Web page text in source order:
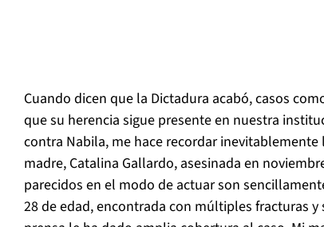
Cuando dicen que la Dictadura acabó, casos
que su herencia sigue presente en nuestra
contra Nabila, me hace recordar
madre, Catalina Gallardo, asesinada en
parecidos en el modo de actuar son
28 de edad, encontrada con múltiples fracturas y